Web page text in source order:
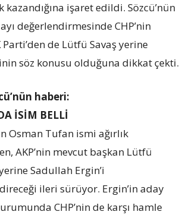
işaret edildi. Sözcü’nün
değerlendirmesinde CHP’nin
de Lütfü Savaş yerine
söz konusu olduğuna dikkat çekti.
haberi:
İSİM BELLİ
Osman Tufan ismi ağırlık
AKP’nin mevcut başkan Lütfü
yerine Sadullah Ergin’i
ileri sürüyor. Ergin’in aday
CHP’nin de karşı hamle